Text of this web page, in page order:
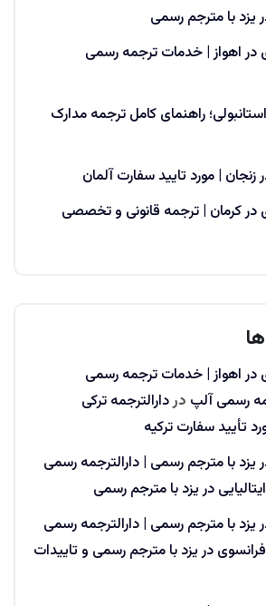
یزد با مترجم رسمی
در اهواز | خدمات ترجمه رسمی
راهنمای کامل ترجمه مدارک
زنجان | مورد تایید سفارت آلمان
در کرمان | ترجمه قانونی و تخصصی
در اهواز | خدمات ترجمه رسمی
رسمی آلپ دردارالترجمه ترکی
تأیید سفارت ترکیه
یزد با مترجم رسمی | دارالترجمه رسمی
در یزد با مترجم رسمی
یزد با مترجم رسمی | دارالترجمه رسمی
فرانسوی در یزد با مترجم رسمی و تاییدات